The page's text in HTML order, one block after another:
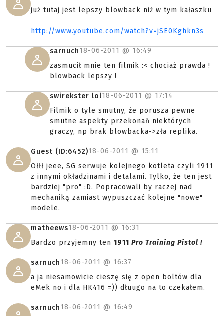
już tutaj jest lepszy blowback niż w tym kałaszku
http://www.youtube.com/watch?v=jSE0Kghkn3s
sarnuch18-06-2011 @ 16:49
zasmucił mnie ten filmik :< chociaż prawda !
blowback lepszy !
swirekster lol18-06-2011 @ 17:14
Filmik o tyle smutny, że porusza pewne
smutne aspekty przekonań niektórych
graczy, np brak blowbacka->zła replika.
Guest (ID:6452)18-06-2011 @ 15:11
Ołłł jeee, SG serwuje kolejnego kotleta czyli 1911
z innymi okładzinami i detalami. Tylko, że ten jest
bardziej "pro" :D. Popracowali by raczej nad
mechaniką zamiast wypuszczać kolejne "nowe"
modele.
matheews18-06-2011 @ 16:31
Bardzo przyjemny ten 1911 Pro Training Pistol !
sarnuch18-06-2011 @ 16:37
a ja niesamowicie cieszę się z open boltów dla
eMek no i dla HK416 =)) dłuugo na to czekałem.
sarnuch18-06-2011 @ 16:49